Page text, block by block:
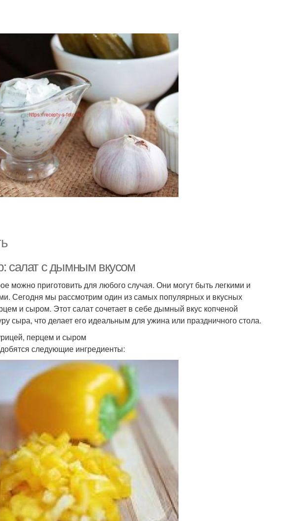
салат с дымным вкусом
можно приготовить для любого случая. Они могут быть легкими и
Сегодня мы рассмотрим один из самых популярных и вкусных
и сыром. Этот салат сочетает в себе дымный вкус копченой
сыра, что делает его идеальным для ужина или праздничного стола.
перцем и сыром
следующие ингредиенты: